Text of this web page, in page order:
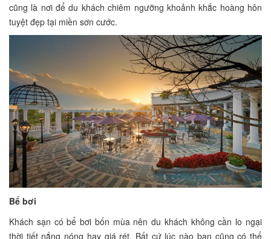
cũng là nơi để du khách chiêm ngưỡng khoảnh khắc hoàng hôn
tuyệt đẹp tại miền sơn cước.
Bể bơi
Khách sạn có bể bơi bốn mùa nên du khách không cần lo ngại
thời tiết nắng nóng hay giá rét. Bất cứ lúc nào bạn cũng có thể